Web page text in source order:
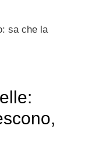
sa che la